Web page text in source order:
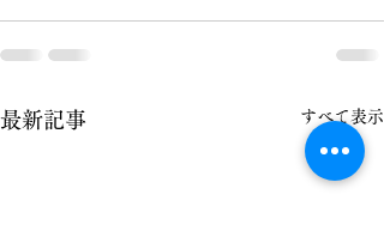
最新記事 すべて表示